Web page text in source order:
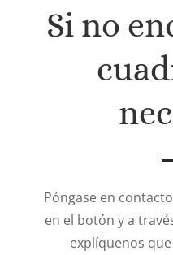
Si no
Póngase en
en el botón y a
explíquenos